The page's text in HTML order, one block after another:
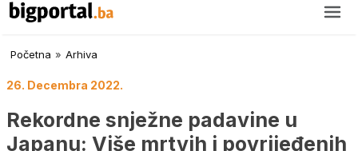
Početna » Arhiva
26. Decembra 2022.
Rekordne snježne padavine u
Japanu: Više mrtvih i povrijeđenih